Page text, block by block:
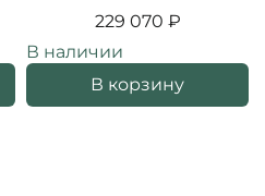
229 070 ₽
В наличии
В корзину